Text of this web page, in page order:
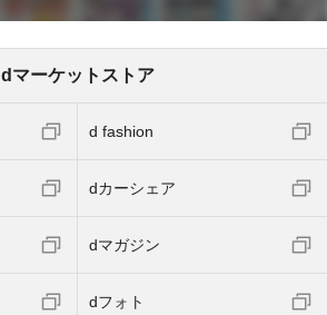
dマーケットストア
d fashion
dカーシェア
dマガジン
dフォト